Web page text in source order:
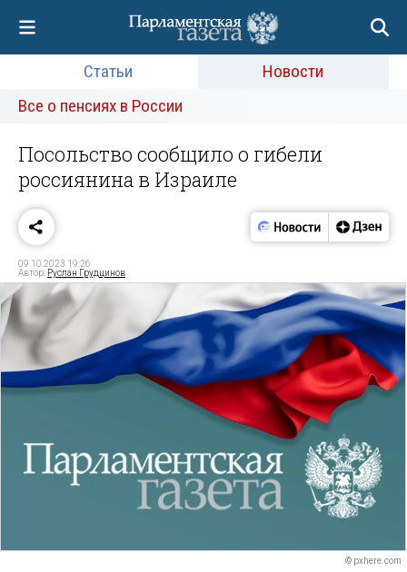
Статьи
Новости
Все о пенсиях в России
Посольство сообщило о гибели
россиянина в Израиле
09.10.2023 19:26
Автор: Руслан Грудцинов
© pxhere.com